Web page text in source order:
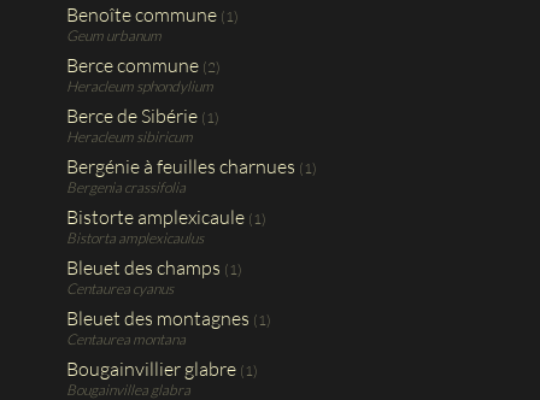
Benoîte commune (1)
Geum urbanum
Berce commune (2)
Heracleum sphondylium
Berce de Sibérie (1)
Heracleum sibiricum
Bergénie à feuilles charnues (1)
Bergenia crassifolia
Bistorte amplexicaule (1)
Bistorta amplexicaulus
Bleuet des champs (1)
Centaurea cyanus
Bleuet des montagnes (1)
Centaurea montana
Bougainvillier glabre (1)
Bougainvillea glabra